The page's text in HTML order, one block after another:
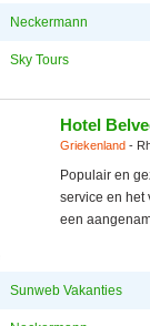
Neckermann
Sky Tours
Hotel
Griekenland -
Populair en
service en het
een
Sunweb Vakanties